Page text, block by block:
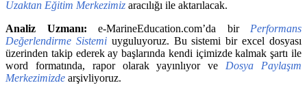
Uzaktan Eğitim Merkezimiz aracılığı ile aktarılacak.
Analiz Uzmanı: e-MarineEducation.com’da bir Performans
Değerlendirme Sistemi uyguluyoruz. Bu sistemi bir excel dosyası
üzerinden takip ederek ay başlarında kendi içimizde kalmak şartı ile
word formatında, rapor olarak yayınlıyor ve Dosya Paylaşım
Merkezimizde arşivliyoruz.